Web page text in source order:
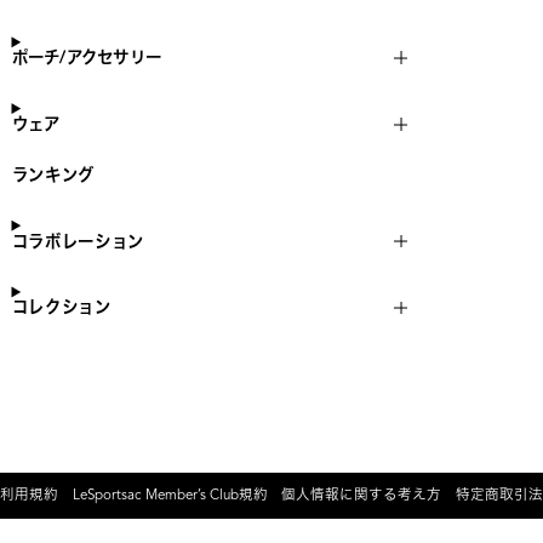
ポーチ/アクセサリー
ウェア
ランキング
コラボレーション
コレクション
利用規約 LeSportsac Member’s Club規約 個人情報に関する考え方 特定商取引